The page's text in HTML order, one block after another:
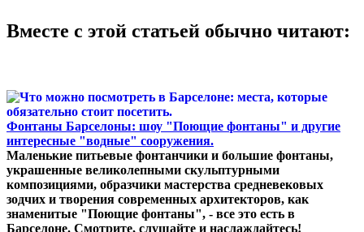
Вместе с этой статьей обычно читают:
Фонтаны Барселоны: шоу "Поющие фонтаны" и другие
интересные "водные" сооружения.
Маленькие питьевые фонтанчики и большие фонтаны,
украшенные великолепными скульптурными
композициями, образчики мастерства средневековых
зодчих и творения современных архитекторов, как
знаменитые "Поющие фонтаны", - все это есть в
Барселоне. Смотрите, слушайте и наслаждайтесь!